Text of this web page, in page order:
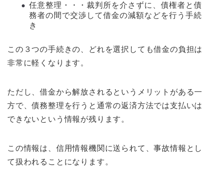
任意整理・・・裁判所を介さずに、債権者と債
務者の間で交渉して借金の減額などを行う手続
き
この３つの手続きの、どれを選択しても借金の負担は
非常に軽くなります。
ただし、借金から解放されるというメリットがある一
方で、債務整理を行うと通常の返済方法では支払いは
できないという情報が残ります。
この情報は、信用情報機関に送られて、事故情報とし
て扱われることになります。